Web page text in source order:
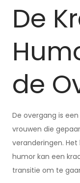
De
de
De overgang is
vrouwen die
veranderingen.
humor kan een
transitie om te